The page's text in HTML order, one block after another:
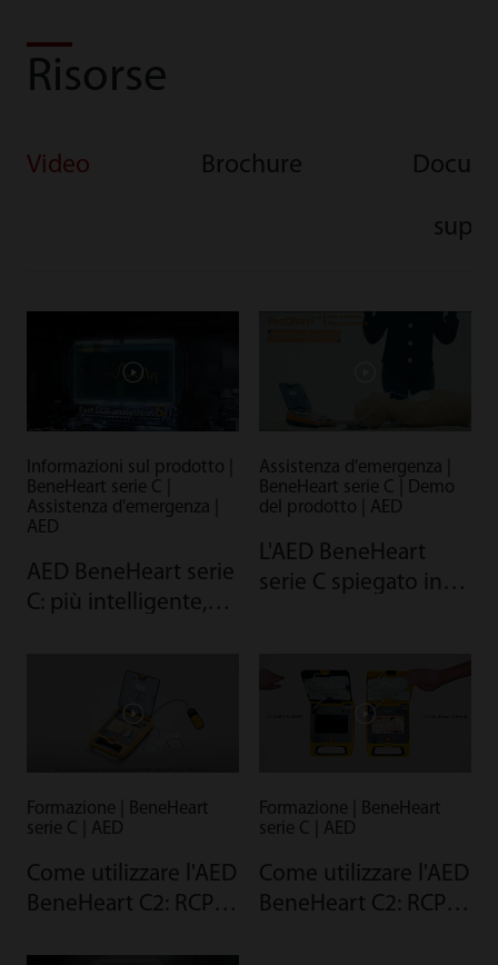
Risorse
Video Brochure
Informazioni sul prodotto |
BeneHeart serie C |
Assistenza d'emergenza |
AED
AED BeneHeart serie
C: più intelligente,
Assistenza d'emergenza |
BeneHeart serie C | Demo
del prodotto | AED
L'AED BeneHeart
serie C spiegato in 5
Formazione | BeneHeart
serie C | AED
Come utilizzare l'AED
BeneHeart C2: RCP
Formazione | BeneHeart
serie C | AED
Come utilizzare l'AED
BeneHeart C2: RCP